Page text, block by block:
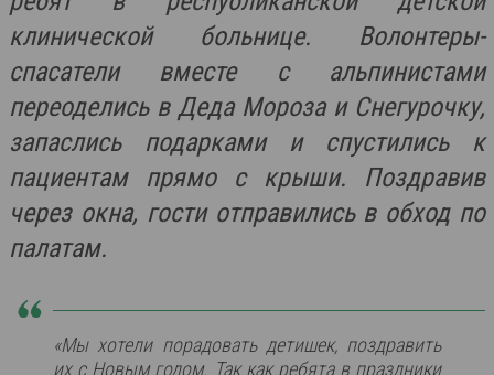
клинической больнице. Волонтеры-
спасатели вместе с альпинистами
переоделись в Деда Мороза и Снегурочку,
запаслись подарками и спустились к
пациентам прямо с крыши. Поздравив
через окна, гости отправились в обход по
палатам.
«Мы хотели порадовать детишек, поздравить
их с Новым годом. Так как ребята в праздники